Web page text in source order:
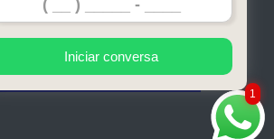
Contato
Mapa do site
1
Iniciar conversa